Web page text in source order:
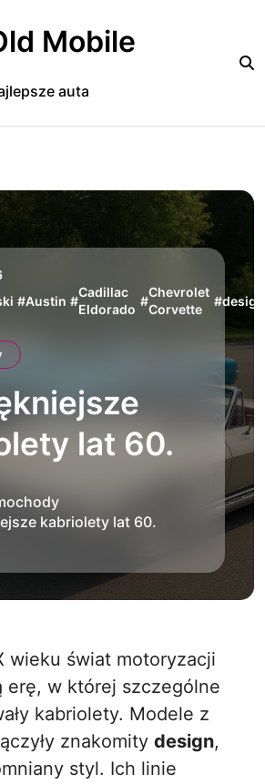
Mobile
auta
#Austin #
Cadillac
Eldorado
#
Chevrolet
Corvette
#design
lat 60.
kabriolety lat 60.
erę, w której szczególne
kabriolety. Modele z
znakomity design,
styl. Ich linie